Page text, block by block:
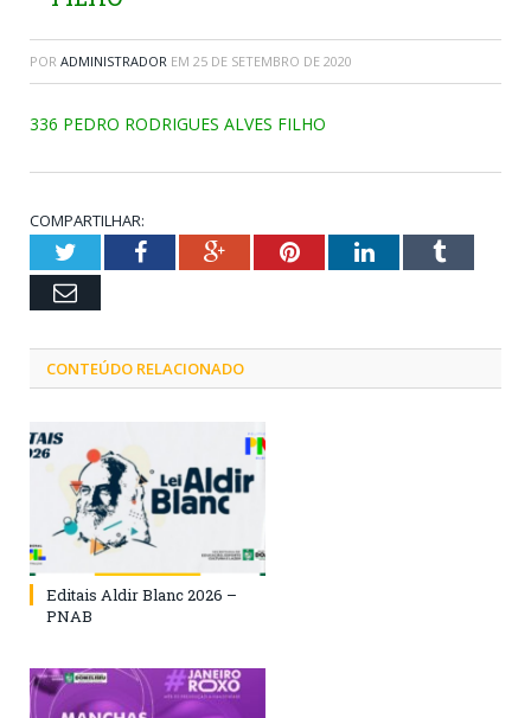
POR ADMINISTRADOR EM 25 DE SETEMBRO DE 2020
336 PEDRO RODRIGUES ALVES FILHO
COMPARTILHAR:
TwitterFacebookGoogle+PinterestLinkedInTumblr
Email
CONTEÚDO RELACIONADO
Editais Aldir Blanc 2026 –
PNAB